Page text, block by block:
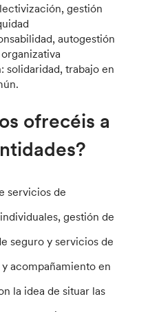
gestión
autogestión
solidaridad, trabajo en
ofrecéis a
servicios de
gestión de
seguro y servicios de
acompañamiento en
la idea de situar las